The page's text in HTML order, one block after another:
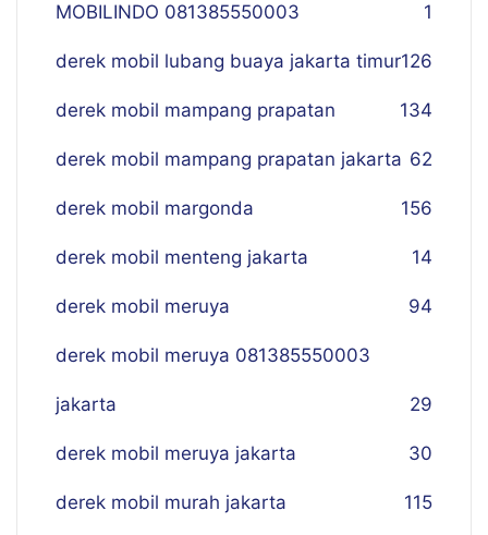
MOBILINDO 081385550003 1
derek mobil lubang buaya jakarta timur126
derek mobil mampang prapatan 134
derek mobil mampang prapatan jakarta 62
derek mobil margonda 156
derek mobil menteng jakarta 14
derek mobil meruya 94
derek mobil meruya 081385550003
jakarta 29
derek mobil meruya jakarta 30
derek mobil murah jakarta 115